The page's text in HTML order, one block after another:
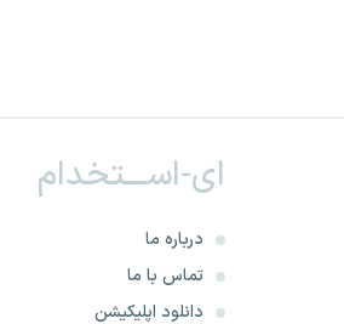
ای-اســـتخدام
درباره ما
تماس با ما
دانلود اپلیکیشن